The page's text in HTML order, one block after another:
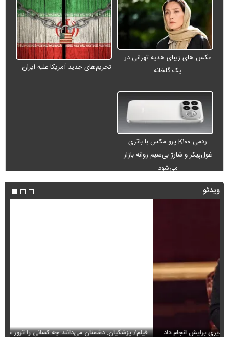
عکس های زیبای هدیه تهرانی در
یک گلخانه
تحریم‌های جدید آمریکا علیه ایران
ردمی K۱۰۰ پرو مکس با باتری
غول‌پیکر و شارژ بی‌سیم روانه بازار
می‌شود
ویدئو
فیلم/ پزشکیان: دشمنان می‌دانند چه کسانی را ترور می‌کنند